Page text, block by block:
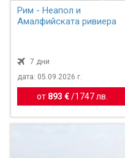
Рим - Неапол и
Амалфийската ривиера
7 дни
дата: 05.09.2026 г.
от 893 € / 1747 лв.